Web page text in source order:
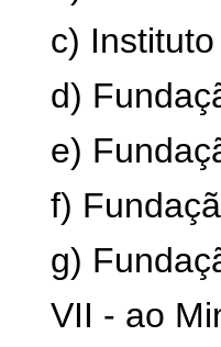
c)
d)
e)
f)
g)
VII - ao